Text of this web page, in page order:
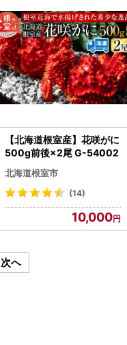
【北海道根室産】花咲がに
500g前後×2尾 G-54002
北海道根室市
(14)
10,000
次へ